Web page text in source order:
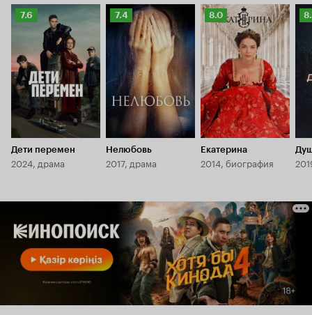
Рейтинг
Кинопоиска
7.6
Дети перемен
2024, драма
Рейтинг
Кинопоиска
7.4
Нелюбовь
2017, драма
Рейтинг
Кинопоиска
8.0
8.0
Екатерина
2014, биография